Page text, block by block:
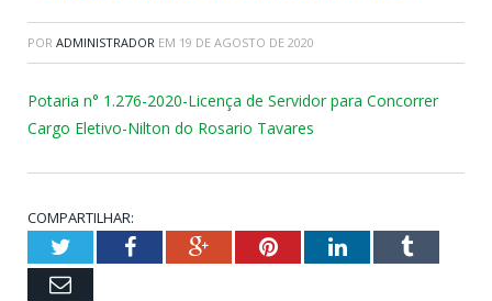
POR ADMINISTRADOR EM 19 DE AGOSTO DE 2020
Potaria n° 1.276-2020-Licença de Servidor para Concorrer
Cargo Eletivo-Nilton do Rosario Tavares
COMPARTILHAR:
TwitterFacebookGoogle+PinterestLinkedInTumblr
Email